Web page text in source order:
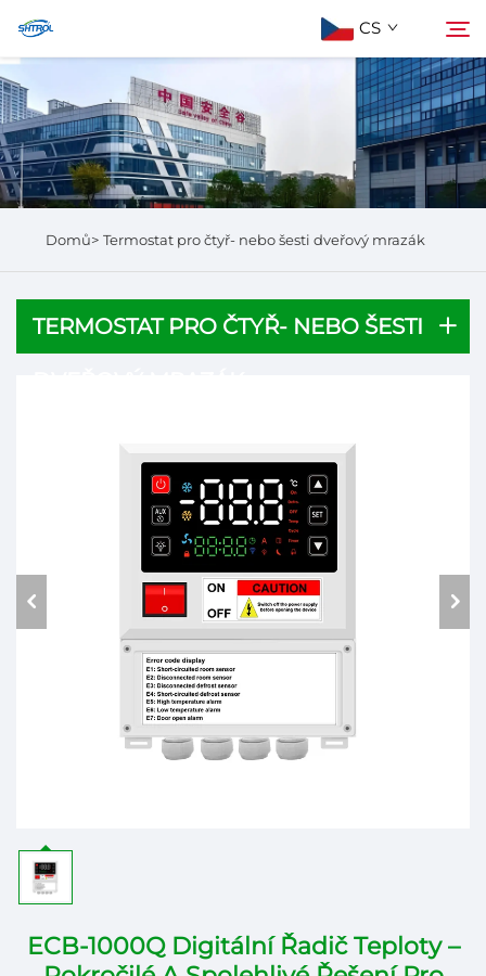
CS
Informace o nás
Produkty
Hledat
Domů> Termostat pro čtyř- nebo šesti dveřový mrazák
TERMOSTAT PRO ČTYŘ- NEBO ŠESTI
ECB-1000Q Digitální Řadič Teploty –